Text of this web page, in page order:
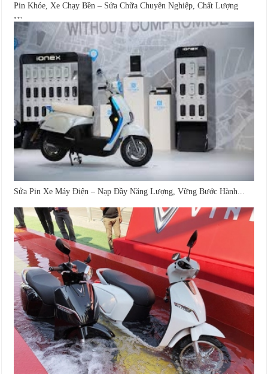
Pin Khỏe, Xe Chạy Bền – Sửa Chữa Chuyên Nghiệp, Chất Lượng
Hàng...
Sửa Pin Xe Máy Điện – Nạp Đầy Năng Lượng, Vững Bước Hành...